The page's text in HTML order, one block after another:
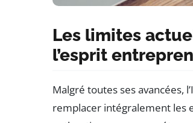
Les limites
l’esprit
Malgré toutes ses avancées,
remplacer intégralement les